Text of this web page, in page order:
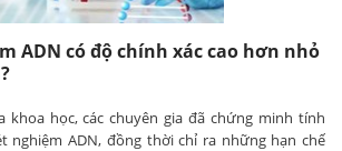
ADN có độ chính xác cao hơn nhỏ
khoa học, các chuyên gia đã chứng minh tính
nghiệm ADN, đồng thời chỉ ra những hạn chế